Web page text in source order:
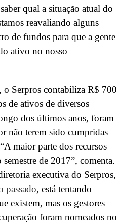
qual a situação atual do
reavaliando alguns
de fundos para que a gente
ativo no nosso
Serpros contabiliza R$ 700
de ativos de diversos
dos últimos anos, foram
não terem sido cumpridas
maior parte dos recursos
de 2017”, comenta.
executiva do Serpros,
passado, está tentando
existem, mas os gestores
foram nomeados no